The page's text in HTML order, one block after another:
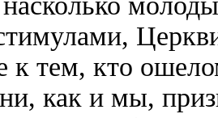
к тем, кто
как и мы,